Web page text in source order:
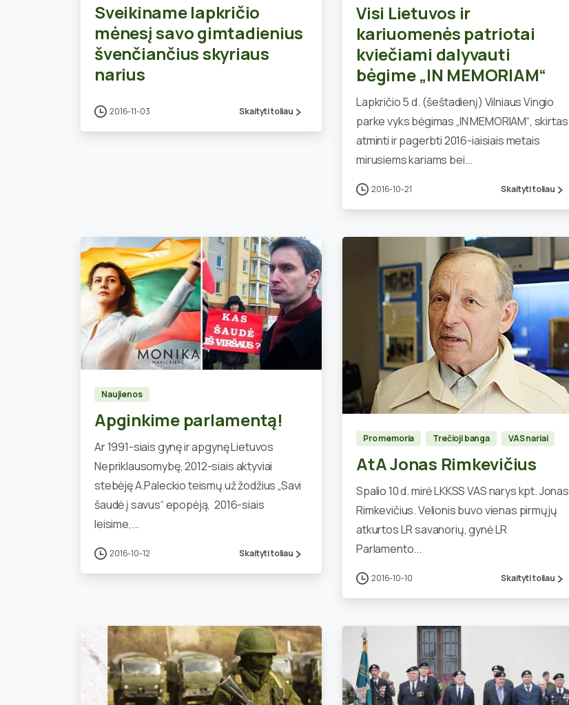
Sveikiname lapkričio
mėnesį savo gimtadienius
švenčiančius skyriaus
narius
2016-11-03 Skaityti toliau
Visi Lietuvos ir
kariuomenės patriotai
kviečiami dalyvauti
bėgime „IN MEMORIAM“
Lapkričio 5 d. (šeštadienį) Vilniaus Vingio
parke vyks bėgimas „IN MEMORIAM“, skirtas
atminti ir pagerbti 2016-iaisiais metais
mirusiems kariams bei...
2016-10-21 Skaityti toliau
2
Naujienos
Apginkime parlamentą!
Ar 1991-siais gynę ir apgynę Lietuvos
Nepriklausomybę, 2012-siais aktyviai
stebėję A.Paleckio teismų už žodžius „Savi
šaudė į savus“ epopėją, 2016-siais
leisime,...
2016-10-12 Skaityti toliau
Pro memoria Trečioji banga VAS nariai
AtA Jonas Rimkevičius
Spalio 10 d. mirė LKKSS VAS narys kpt. Jonas
Rimkevičius. Velionis buvo vienas pirmųjų
atkurtos LR savanorių, gynė LR
Parlamento...
2016-10-10 Skaityti toliau